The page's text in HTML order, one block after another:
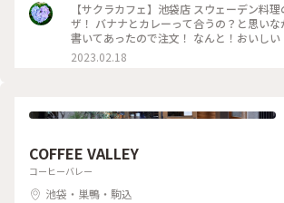
【サクラカフェ】池袋店 スウェーデン料
ザ！ バナナとカレーって合うの？と思いな
書いてあったので注文！ なんと！おいし
ルドさとカレーのスパイシーがよく合う！
チーズの下にはベーコンが隠れていました
た外国人がたくさんいてエキゾチックな雰
です😆 #池袋 #サクラカフェ #Myことり
2023.02.18
COFFEE VALLEY
コーヒーバレー
池袋・巣鴨・駒込